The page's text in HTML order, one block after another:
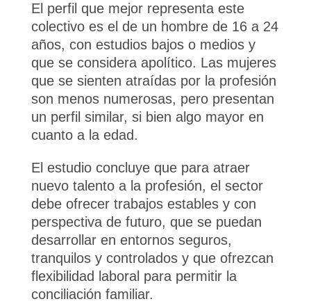
El perfil que mejor representa este
colectivo es el de un hombre de 16 a 24
años, con estudios bajos o medios y
que se considera apolítico. Las mujeres
que se sienten atraídas por la profesión
son menos numerosas, pero presentan
un perfil similar, si bien algo mayor en
cuanto a la edad.
El estudio concluye que para atraer
nuevo talento a la profesión, el sector
debe ofrecer trabajos estables y con
perspectiva de futuro, que se puedan
desarrollar en entornos seguros,
tranquilos y controlados y que ofrezcan
flexibilidad laboral para permitir la
conciliación familiar.